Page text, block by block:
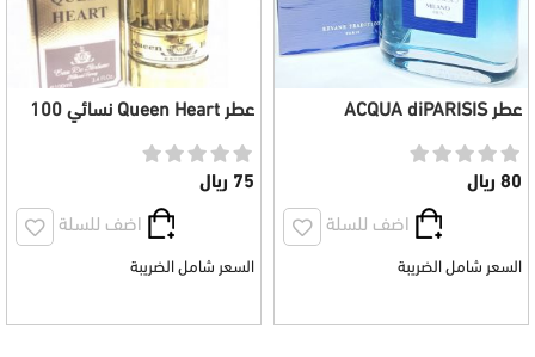
عطر ACQUA diPARISIS
80 ريال
اضف للسلة
السعر شامل الضريبة
عطر Queen Heart نسائي 100
75 ريال
اضف للسلة
السعر شامل الضريبة